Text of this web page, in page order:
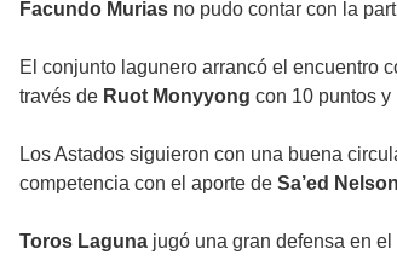
Facundo Murias no pudo contar con la
El conjunto lagunero arrancó el encuentro
través de Ruot Monyyong con 10 puntos y
Los Astados siguieron con una buena
competencia con el aporte de Sa’ed Nelson
Toros Laguna jugó una gran defensa en